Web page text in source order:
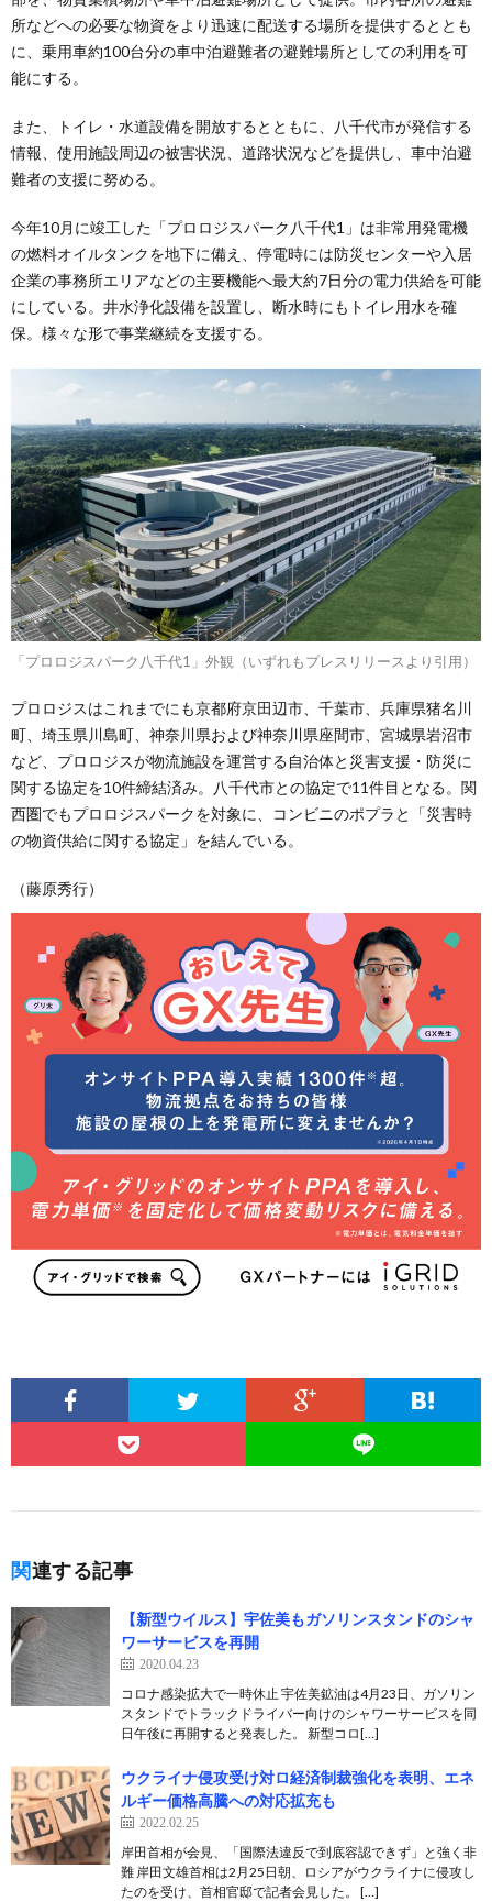
所などへの必要な物資をより迅速に配送する場所を提供するととも
に、乗用車約100台分の車中泊避難者の避難場所としての利用を可
能にする。
また、トイレ・水道設備を開放するとともに、八千代市が発信する
情報、使用施設周辺の被害状況、道路状況などを提供し、車中泊避
難者の支援に努める。
今年10月に竣工した「プロロジスパーク八千代1」は非常用発電機
の燃料オイルタンクを地下に備え、停電時には防災センターや入居
企業の事務所エリアなどの主要機能へ最大約7日分の電力供給を可能
にしている。井水浄化設備を設置し、断水時にもトイレ用水を確
保。様々な形で事業継続を支援する。
「プロロジスパーク八千代1」外観（いずれもプレスリリースより引用）
プロロジスはこれまでにも京都府京田辺市、千葉市、兵庫県猪名川
町、埼玉県川島町、神奈川県および神奈川県座間市、宮城県岩沼市
など、プロロジスが物流施設を運営する自治体と災害支援・防災に
関する協定を10件締結済み。八千代市との協定で11件目となる。関
西圏でもプロロジスパークを対象に、コンビニのポプラと「災害時
の物資供給に関する協定」を結んでいる。
（藤原秀行）
関連する記事
【新型ウイルス】宇佐美もガソリンスタンドのシャ
ワーサービスを再開
2020.04.23
コロナ感染拡大で一時休止 宇佐美鉱油は4月23日、ガソリン
スタンドでトラックドライバー向けのシャワーサービスを同
日午後に再開すると発表した。 新型コロ[…]
ウクライナ侵攻受け対ロ経済制裁強化を表明、エネ
ルギー価格高騰への対応拡充も
2022.02.25
岸田首相が会見、「国際法違反で到底容認できず」と強く非
難 岸田文雄首相は2月25日朝、ロシアがウクライナに侵攻し
たのを受け、首相官邸で記者会見した。 […]